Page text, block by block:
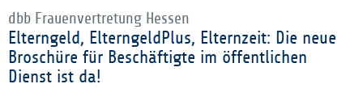
dbb Frauenvertretung Hessen
Elterngeld, ElterngeldPlus, Elternzeit: Die neue
Broschüre für Beschäftigte im öffentlichen
Dienst ist da!